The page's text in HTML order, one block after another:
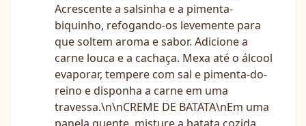
Acrescente a salsinha e a pimenta-
biquinho, refogando-os levemente para
que soltem aroma e sabor. Adicione a
carne louca e a cachaça. Mexa até o álcool
evaporar, tempere com sal e pimenta-do-
reino e disponha a carne em uma
travessa.\n\nCREME DE BATATA\nEm uma